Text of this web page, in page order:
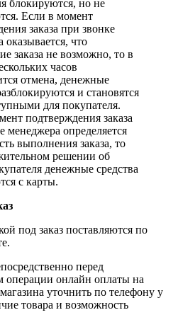
блокируются, но не
Если в момент
заказа при звонке
оказывается, что
заказа не возможно, то в
часов
отмена, денежные
и становятся
для покупателя.
подтверждения заказа
менеджера определяется
выполнения заказа, то
решении об
денежные средства
с карты.
под заказ поставляются по
перед
операции онлайн оплаты на
уточнить по телефону у
товара и возможность